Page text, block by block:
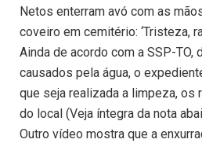
Netos enterram avó com as
coveiro em cemitério: ‘Tristeza,
Ainda de acordo com a SSP-TO,
causados pela água, o
que seja realizada a limpeza, os
do local (Veja íntegra da nota
Outro vídeo mostra que a